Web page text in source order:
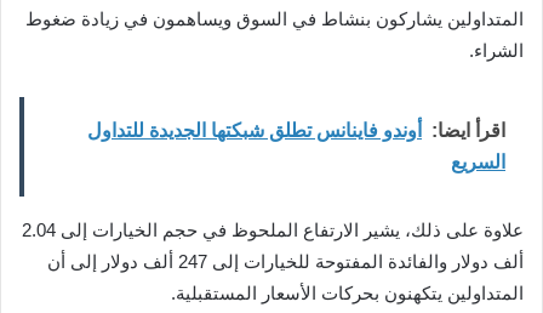
المتداولين يشاركون بنشاط في السوق ويساهمون في زيادة ضغوط
الشراء.
اقرأ ايضا:
أوندو فاينانس تطلق شبكتها الجديدة للتداول
السريع
علاوة على ذلك، يشير الارتفاع الملحوظ في حجم الخيارات إلى 2.04
ألف دولار والفائدة المفتوحة للخيارات إلى 247 ألف دولار إلى أن
المتداولين يتكهنون بحركات الأسعار المستقبلية.